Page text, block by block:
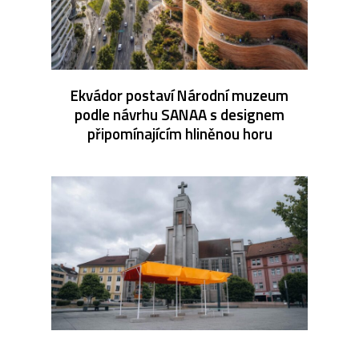
Ekvádor postaví Národní muzeum
podle návrhu SANAA s designem
připomínajícím hliněnou horu